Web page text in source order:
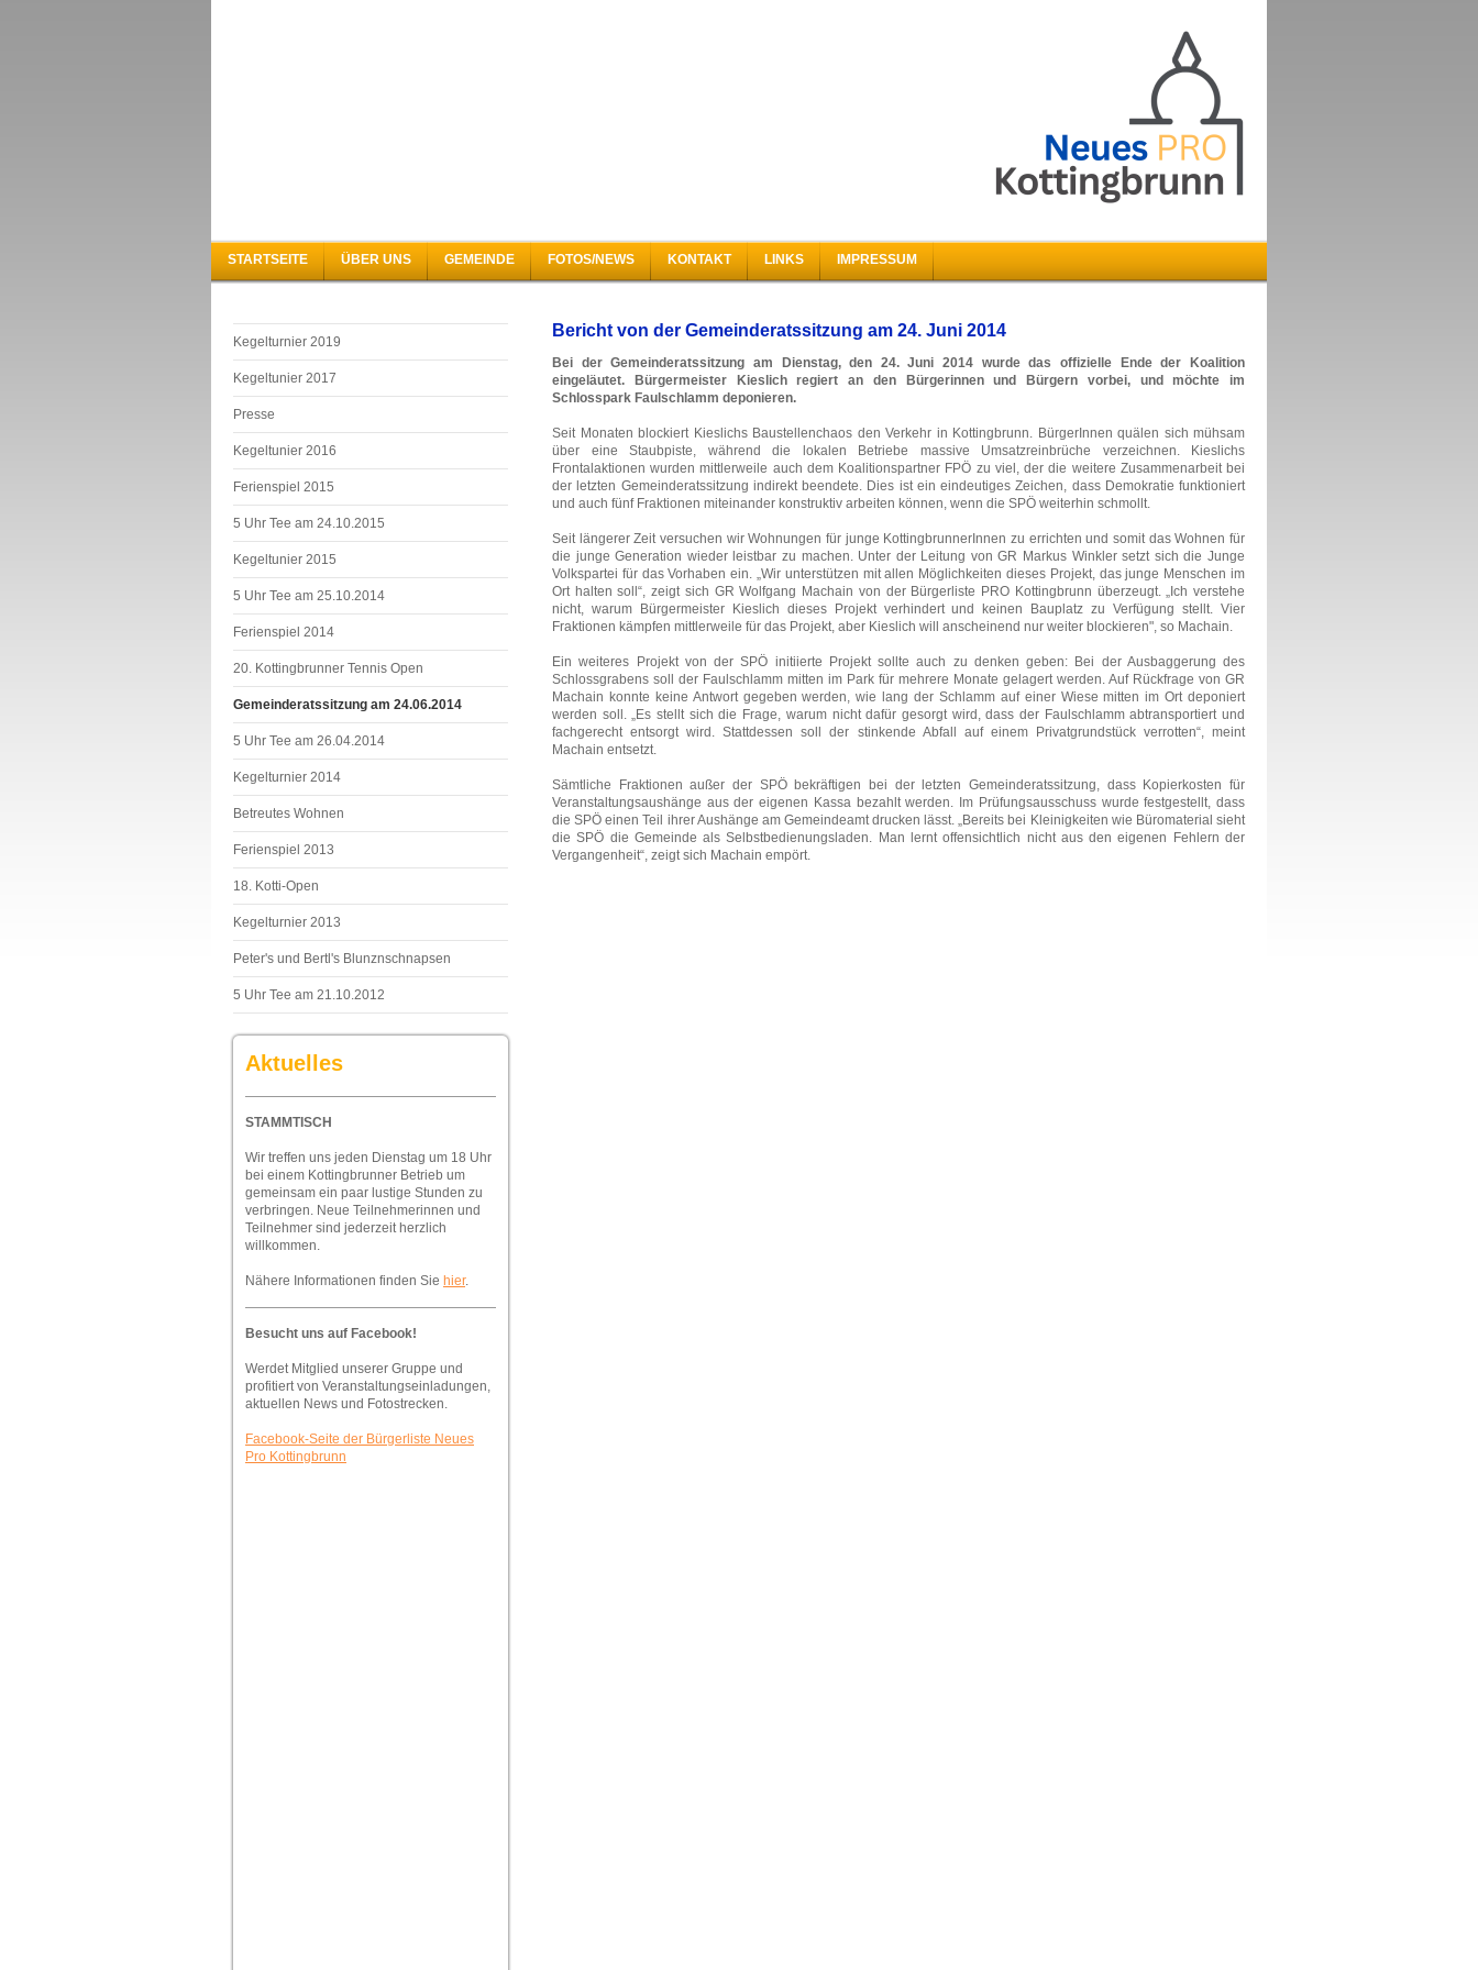
STARTSEITE ÜBER UNS GEMEINDE FOTOS/NEWS KONTAKT LINKS IMPRESSUM
Kegelturnier 2019
Kegeltunier 2017
Presse
Kegeltunier 2016
Ferienspiel 2015
5 Uhr Tee am 24.10.2015
Kegeltunier 2015
5 Uhr Tee am 25.10.2014
Ferienspiel 2014
20. Kottingbrunner Tennis Open
Gemeinderatssitzung am 24.06.2014
5 Uhr Tee am 26.04.2014
Kegelturnier 2014
Betreutes Wohnen
Ferienspiel 2013
18. Kotti-Open
Kegelturnier 2013
Peter's und Bertl's Blunznschnapsen
5 Uhr Tee am 21.10.2012
Aktuelles
STAMMTISCH
Wir treffen uns jeden Dienstag um 18 Uhr
bei einem Kottingbrunner Betrieb um
gemeinsam ein paar lustige Stunden zu
verbringen. Neue Teilnehmerinnen und
Teilnehmer sind jederzeit herzlich
willkommen.
Nähere Informationen finden Sie hier.
Besucht uns auf Facebook!
Werdet Mitglied unserer Gruppe und
profitiert von Veranstaltungseinladungen,
aktuellen News und Fotostrecken.
Facebook-Seite der Bürgerliste Neues
Pro Kottingbrunn
Bericht von der Gemeinderatssitzung am 24. Juni 2014
Bei der Gemeinderatssitzung am Dienstag, den 24. Juni 2014 wurde das offizielle Ende der Koalition
eingeläutet. Bürgermeister Kieslich regiert an den Bürgerinnen und Bürgern vorbei, und möchte im
Schlosspark Faulschlamm deponieren.
Seit Monaten blockiert Kieslichs Baustellenchaos den Verkehr in Kottingbrunn. BürgerInnen quälen sich mühsam
über eine Staubpiste, während die lokalen Betriebe massive Umsatzreinbrüche verzeichnen. Kieslichs
Frontalaktionen wurden mittlerweile auch dem Koalitionspartner FPÖ zu viel, der die weitere Zusammenarbeit bei
der letzten Gemeinderatssitzung indirekt beendete. Dies ist ein eindeutiges Zeichen, dass Demokratie funktioniert
und auch fünf Fraktionen miteinander konstruktiv arbeiten können, wenn die SPÖ weiterhin schmollt.
Seit längerer Zeit versuchen wir Wohnungen für junge KottingbrunnerInnen zu errichten und somit das Wohnen für
die junge Generation wieder leistbar zu machen. Unter der Leitung von GR Markus Winkler setzt sich die Junge
Volkspartei für das Vorhaben ein. „Wir unterstützen mit allen Möglichkeiten dieses Projekt, das junge Menschen im
Ort halten soll“, zeigt sich GR Wolfgang Machain von der Bürgerliste PRO Kottingbrunn überzeugt. „Ich verstehe
nicht, warum Bürgermeister Kieslich dieses Projekt verhindert und keinen Bauplatz zu Verfügung stellt. Vier
Fraktionen kämpfen mittlerweile für das Projekt, aber Kieslich will anscheinend nur weiter blockieren", so Machain.
Ein weiteres Projekt von der SPÖ initiierte Projekt sollte auch zu denken geben: Bei der Ausbaggerung des
Schlossgrabens soll der Faulschlamm mitten im Park für mehrere Monate gelagert werden. Auf Rückfrage von GR
Machain konnte keine Antwort gegeben werden, wie lang der Schlamm auf einer Wiese mitten im Ort deponiert
werden soll. „Es stellt sich die Frage, warum nicht dafür gesorgt wird, dass der Faulschlamm abtransportiert und
fachgerecht entsorgt wird. Stattdessen soll der stinkende Abfall auf einem Privatgrundstück verrotten“, meint
Machain entsetzt.
Sämtliche Fraktionen außer der SPÖ bekräftigen bei der letzten Gemeinderatssitzung, dass Kopierkosten für
Veranstaltungsaushänge aus der eigenen Kassa bezahlt werden. Im Prüfungsausschuss wurde festgestellt, dass
die SPÖ einen Teil ihrer Aushänge am Gemeindeamt drucken lässt. „Bereits bei Kleinigkeiten wie Büromaterial sieht
die SPÖ die Gemeinde als Selbstbedienungsladen. Man lernt offensichtlich nicht aus den eigenen Fehlern der
Vergangenheit“, zeigt sich Machain empört.